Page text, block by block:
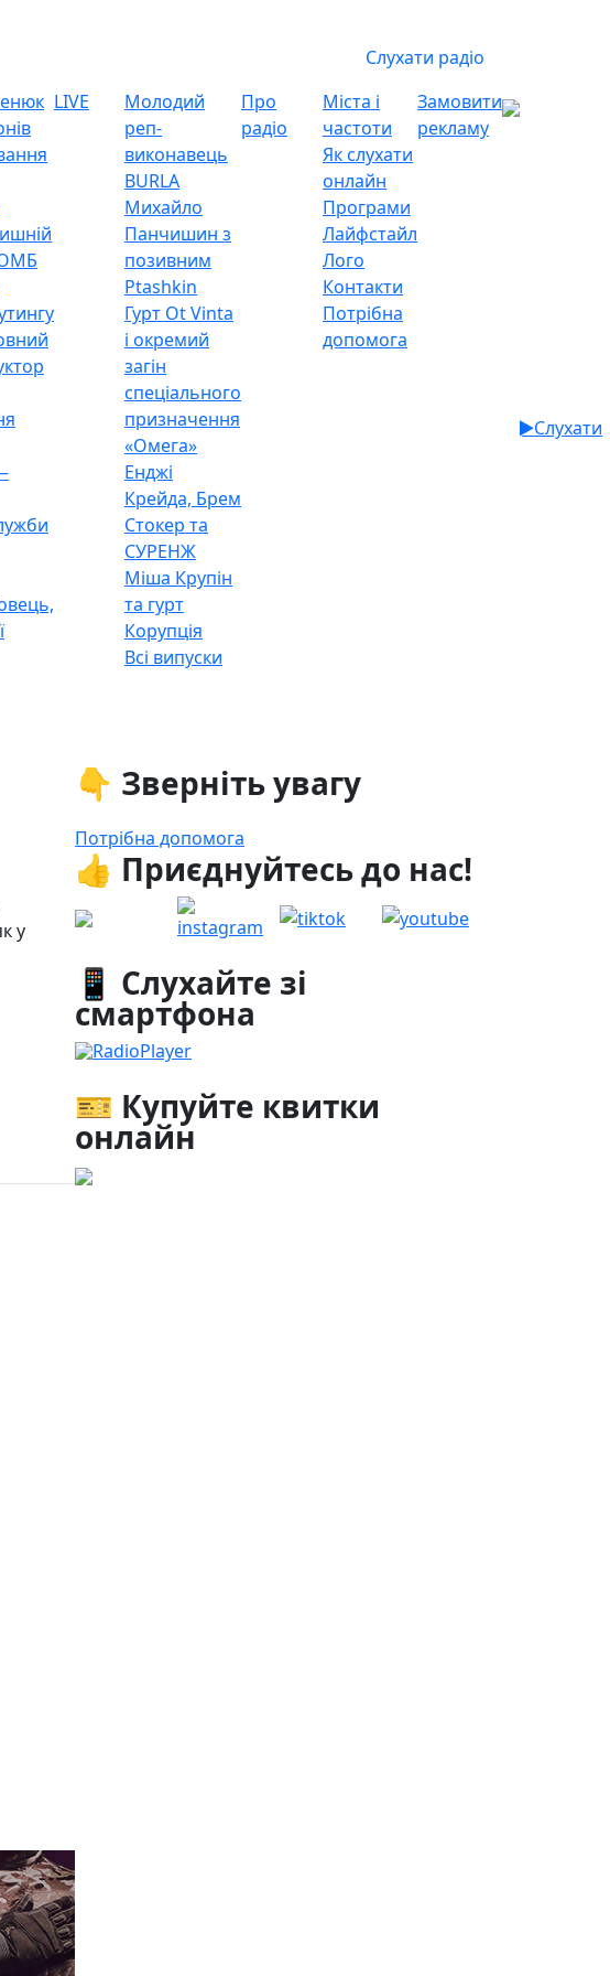
Слухати радіо
LIVE
Молодий
реп-
виконавець
BURLA
Михайло
Панчишин з
позивним
Ptashkin
Гурт Ot Vinta
і окремий
загін
спеціального
призначення
«Омега»
Енджі
Крейда, Брем
Стокер та
СУРЕНЖ
Міша Крупін
та гурт
Корупція
Всі випуски
Про
радіо
Міста і
частоти
Як слухати
онлайн
Програми
Лайфстайл
Лого
Контакти
Потрібна
допомога
Замовити
рекламу
Слухати
у
👇 Зверніть увагу
Потрібна допомога
👍 Приєднуйтесь до нас!
📱 Слухайте зі
смартфона
RadioPlayer
🎫 Купуйте квитки
онлайн